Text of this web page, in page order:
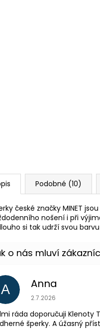
Podobné (10)
české značky MINET
nošení i při
si tak udrží svou
A Anna
Hodnocení
2.7.2026
ráda doporučuji Klenoty
šperky. A úžasný